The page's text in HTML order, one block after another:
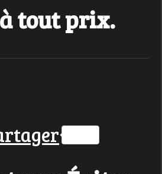
tout prix.